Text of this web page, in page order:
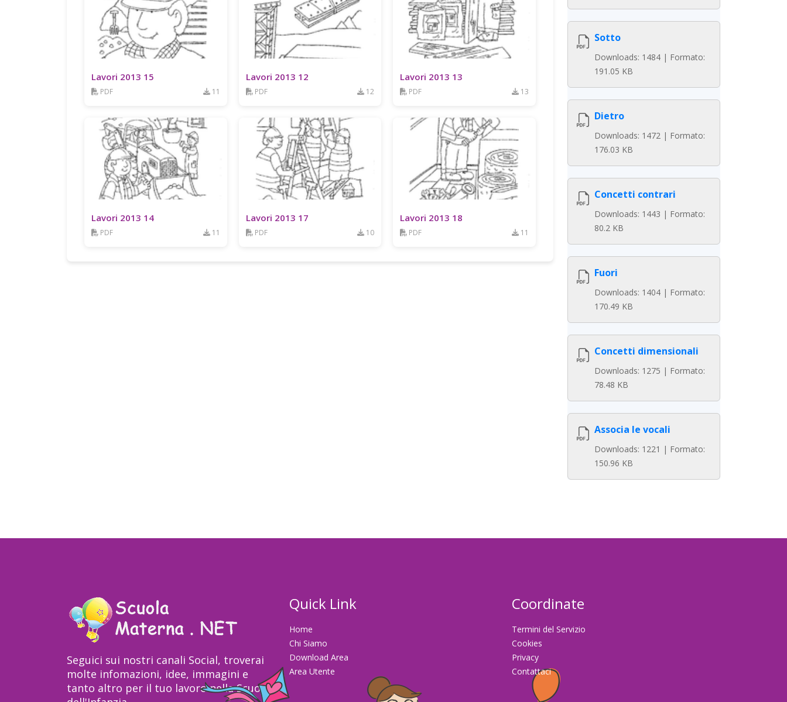
Lavori 2013 15
PDF 11
Lavori 2013 12
PDF 12
Lavori 2013 13
PDF 13
Lavori 2013 14
PDF 11
Lavori 2013 17
PDF 10
Lavori 2013 18
PDF 11
Sotto
Downloads: 1484 | Formato:
191.05 KB
Dietro
Downloads: 1472 | Formato:
176.03 KB
Concetti contrari
Downloads: 1443 | Formato:
80.2 KB
Fuori
Downloads: 1404 | Formato:
170.49 KB
Concetti dimensionali
Downloads: 1275 | Formato:
78.48 KB
Associa le vocali
Downloads: 1221 | Formato:
150.96 KB
Seguici sui nostri canali Social, troverai
molte infomazioni, idee, immagini e
tanto altro per il tuo lavoro nella Scuola
Quick Link
Home
Chi Siamo
Download Area
Area Utente
Coordinate
Termini del Servizio
Cookies
Privacy
Contattaci